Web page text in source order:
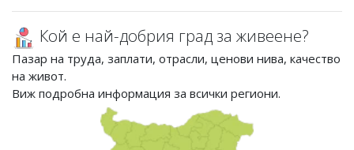
Кой е най-добрия град за живеене?
Пазар на труда, заплати, отрасли, ценови нива, качество
на живот.
Виж подробна информация за всички региони.